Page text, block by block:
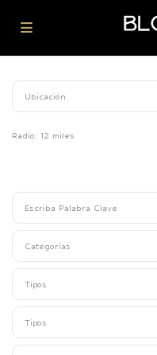
Radio: 12 miles
Categorías
Tipos
Tipos